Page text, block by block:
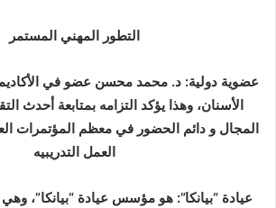
التطور المهني المستمر
عضوية دولية: د. محمد محسن عضو في
الأسنان، وهذا يؤكد التزامه بمتابعة أحدث
المجال و دائم الحضور في معظم المؤتمرات
العمل التدريبيه
عيادة “بيانكا”: هو مؤسس عيادة “بيانكا”،